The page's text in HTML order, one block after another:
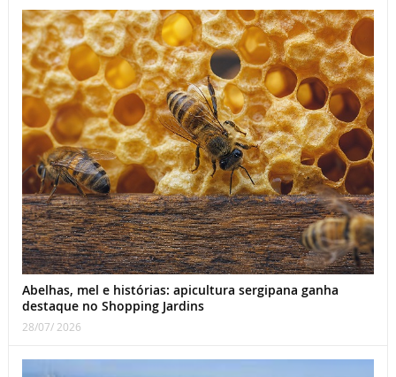
Abelhas, mel e histórias: apicultura sergipana ganha
destaque no Shopping Jardins
28/07/ 2026